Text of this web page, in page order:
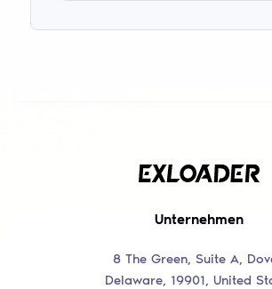
Unternehmen
8 The Green, Suite A,
Delaware, 19901, United